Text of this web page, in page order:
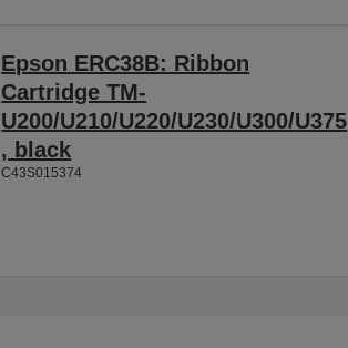
Epson ERC38B: Ribbon
Cartridge TM-
U200/U210/U220/U230/U300/U375
, black
C43S015374